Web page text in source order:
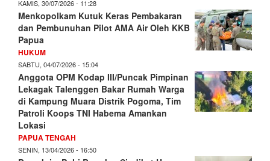
KAMIS, 30/07/2026 - 11:28
Menkopolkam Kutuk Keras Pembakaran
dan Pembunuhan Pilot AMA Air Oleh KKB
Papua
HUKUM
SABTU, 04/07/2026 - 15:04
Anggota OPM Kodap III/Puncak Pimpinan
Lekagak Talenggen Bakar Rumah Warga
di Kampung Muara Distrik Pogoma, Tim
Patroli Koops TNI Habema Amankan
Lokasi
PAPUA TENGAH
SENIN, 13/04/2026 - 16:50